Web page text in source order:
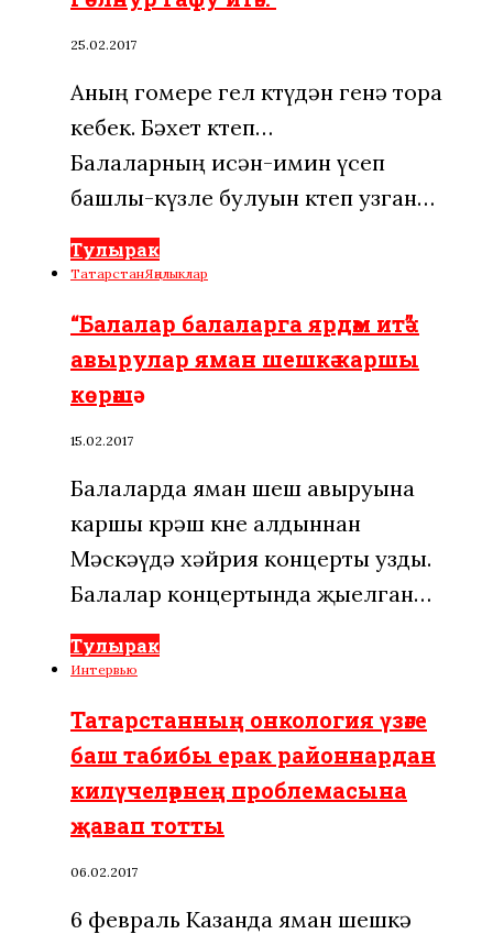
25.02.2017
Аның гомере гел көтүдән генә тора
кебек. Бәхет көтеп…
Балаларның исән-имин үсеп
башлы-күзле булуын көтеп узган…
Тулырак
ТатарстанЯңалыклар
“Балалар балаларга ярдәм итә”:
авырулар яман шешкә каршы
көрәшә
15.02.2017
Балаларда яман шеш авыруына
каршы көрәш көне алдыннан
Мәскәүдә хәйрия концерты узды.
Балалар концертында җыелган…
Тулырак
Интервью
Татарстанның онкология үзәге
баш табибы ерак районнардан
килүчеләрнең проблемасына
җавап тотты
06.02.2017
6 февраль Казанда яман шешкә